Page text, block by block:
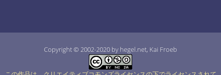
Copyright © 2002-2020 by hegel.net, Kai Froeb